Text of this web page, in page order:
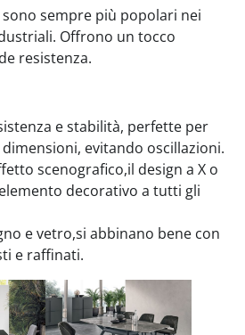
sempre più popolari nei
Offrono un tocco
resistenza.
e stabilità, perfette per
evitando oscillazioni.
scenografico,il design a X o
decorativo a tutti gli
e vetro,si abbinano bene con
e raffinati.